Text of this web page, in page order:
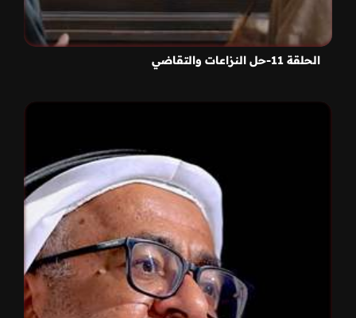
الحلقة 11-حل النزاعات والتقاضي